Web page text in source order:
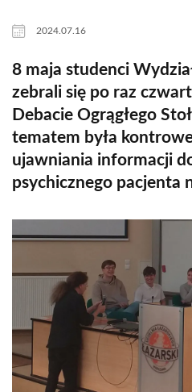
2024.07.16
8 maja studenci
zebrali się po raz
Debacie Ogrągłego
tematem była
ujawniania informacji
psychicznego pacjenta